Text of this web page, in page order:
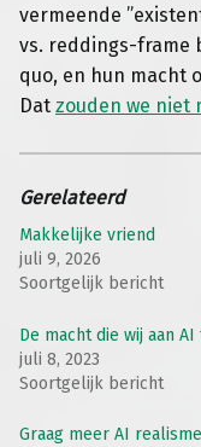
vermeende
vs. reddings-frame
quo, en hun macht
Dat zouden we niet
Gerelateerd
Makkelijke vriend
juli 9, 2026
Soortgelijk bericht
De macht die wij aan
juli 8, 2023
Soortgelijk bericht
Graag meer AI